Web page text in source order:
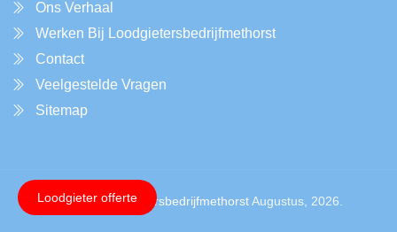
Ons Verhaal
Werken Bij Loodgietersbedrijfmethorst
Contact
Veelgestelde Vragen
Sitemap
Copyright © LoodgietersbedrijfmethorstAugustus, 2026.
Loodgieter offerte